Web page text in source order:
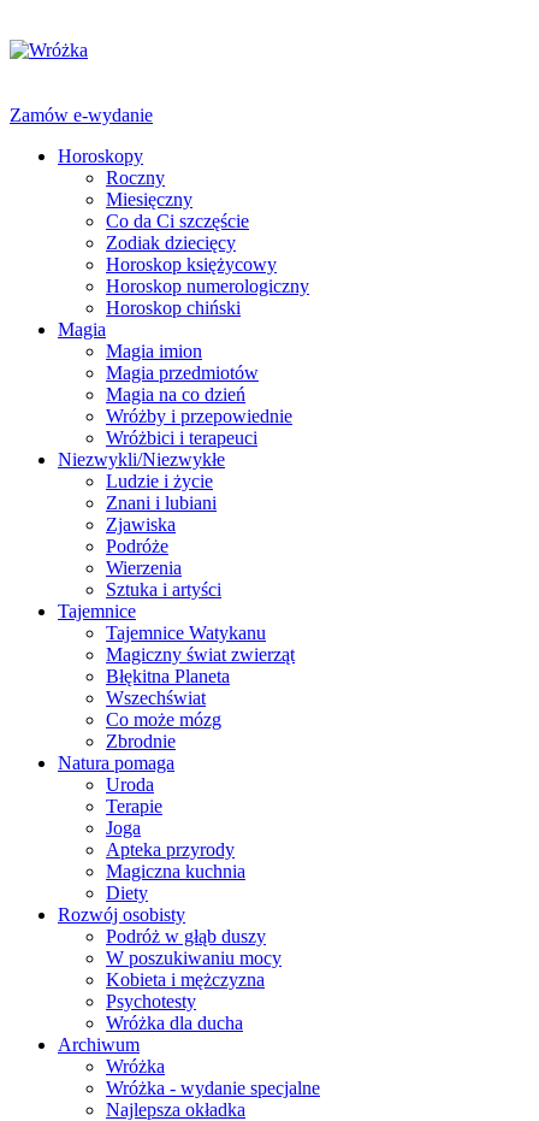
Zamów e-wydanie
Horoskopy
Roczny
Miesięczny
Co da Ci szczęście
Zodiak dziecięcy
Horoskop księżycowy
Horoskop numerologiczny
Horoskop chiński
Magia
Magia imion
Magia przedmiotów
Magia na co dzień
Wróżby i przepowiednie
Wróżbici i terapeuci
Niezwykli/Niezwykłe
Ludzie i życie
Znani i lubiani
Zjawiska
Podróże
Wierzenia
Sztuka i artyści
Tajemnice
Tajemnice Watykanu
Magiczny świat zwierząt
Błękitna Planeta
Wszechświat
Co może mózg
Zbrodnie
Natura pomaga
Uroda
Terapie
Joga
Apteka przyrody
Magiczna kuchnia
Diety
Rozwój osobisty
Podróż w głąb duszy
W poszukiwaniu mocy
Kobieta i mężczyzna
Psychotesty
Wróżka dla ducha
Archiwum
Wróżka
Wróżka - wydanie specjalne
Najlepsza okładka